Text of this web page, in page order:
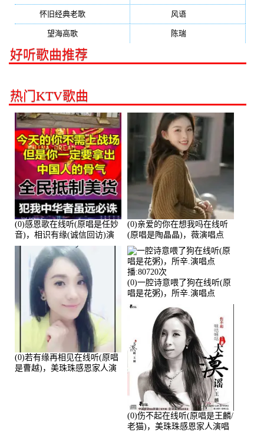
怀旧经典老歌 风语(132)
望海高歌 陈瑞(128)
好听歌曲推荐
热门KTV歌曲
(0)感恩歌在线听(原唱是任妙
音)，相识有缘(诚信回访)演
唱点播:161288次
(0)亲爱的你在想我吗在线听
(原唱是陶晶晶)，薇演唱点
播:159722次
(0)若有缘再相见在线听(原唱
是曹越)，美珠珠感恩家人演
(0)一腔诗意喂了狗在线听(原
唱是花粥)，所辛.演唱点
播:80720次
(0)伤不起在线听(原唱是王麟/
老猫)，美珠珠感恩家人演唱